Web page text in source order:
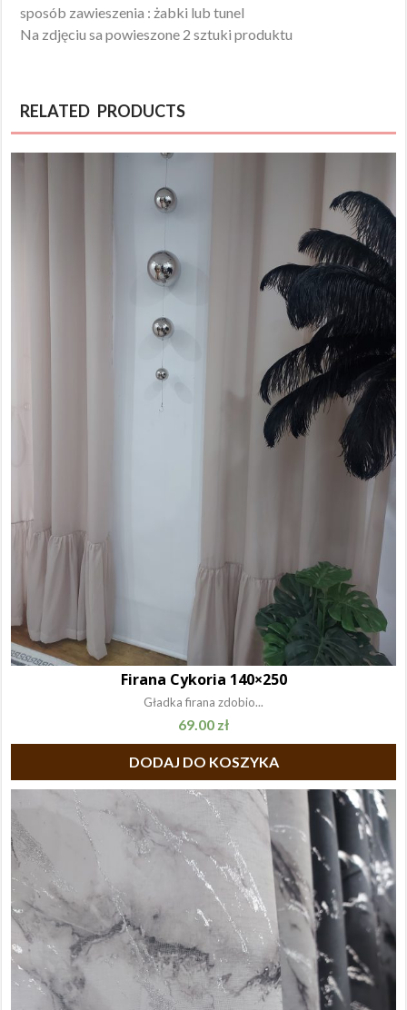
sposób zawieszenia : żabki lub tunel
Na zdjęciu sa powieszone 2 sztuki produktu
RELATED PRODUCTS
Firana Cykoria 140×250
Gładka firana zdobio...
69.00 zł
DODAJ DO KOSZYKA